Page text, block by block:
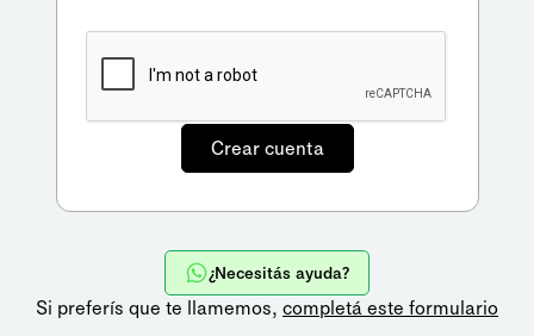
¿Necesitás ayuda?
Si preferís que te llamemos, completá este formulario